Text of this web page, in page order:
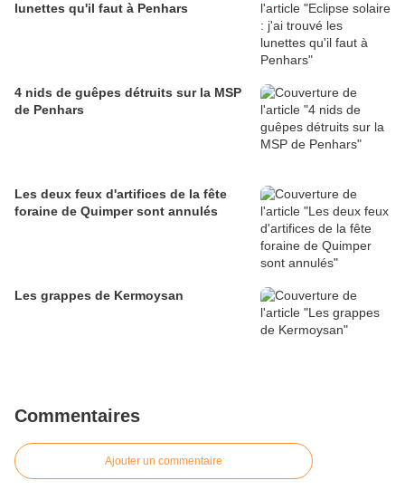
lunettes qu'il faut à Penhars
4 nids de guêpes détruits sur la MSP
de Penhars
Les deux feux d'artifices de la fête
foraine de Quimper sont annulés
Les grappes de Kermoysan
Commentaires
Ajouter un commentaire